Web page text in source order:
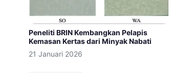
Peneliti BRIN Kembangkan Pelapis
Kemasan Kertas dari Minyak Nabati
21 Januari 2026